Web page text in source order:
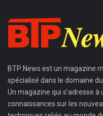
BTP News est un magazine
spécialisé dans le domaine
Un magazine qui s’adresse
connaissances sur les